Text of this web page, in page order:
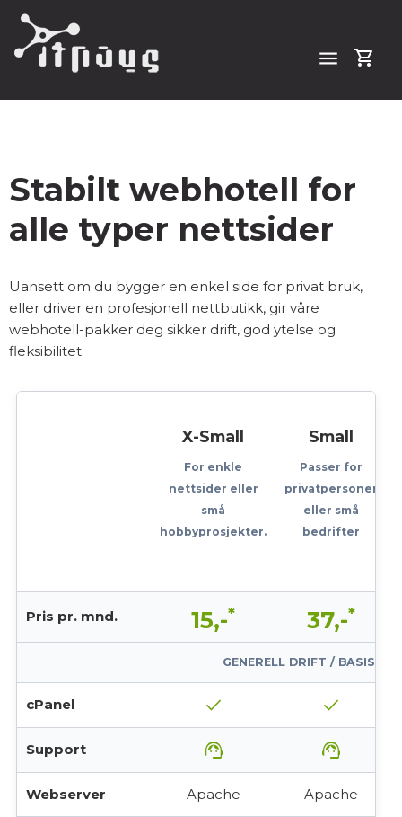
menu shopping_cart
Stabilt webhotell for
alle typer nettsider
Uansett om du bygger en enkel side for privat bruk,
eller driver en profesjonell nettbutikk, gir våre
webhotell-pakker deg sikker drift, god ytelse og
fleksibilitet.
X-Small
For enkle
nettsider eller
små
hobbyprosjekter.
Small
Passer for
privatpersoner
eller små
bedrifter
Pris pr. mnd. 15,-* 37,-*
GENERELL DRIFT /
cPanel check check
Support support_agent support_agent
Webserver Apache Apache